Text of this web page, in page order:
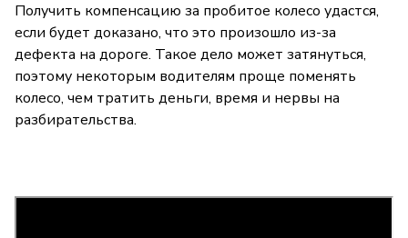
Получить компенсацию за пробитое колесо удастся,
если будет доказано, что это произошло из-за
дефекта на дороге. Такое дело может затянуться,
поэтому некоторым водителям проще поменять
колесо, чем тратить деньги, время и нервы на
разбирательства.